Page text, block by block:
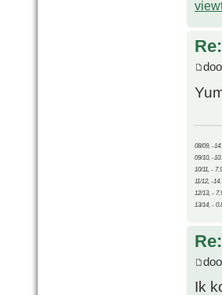
08/09, -
09/10, -
10/11, -
11/12, -
12/13, -
13/14, -
Ik